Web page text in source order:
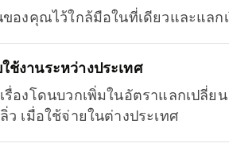
ของคุณไว้ใกล้มือในที่เดียวและแลก
ช้งานระหว่างประเทศ
รื่องโดนบวกเพิ่มในอัตราแลกเปลี่ย
ว เมื่อใช้จ่ายในต่างประเทศ